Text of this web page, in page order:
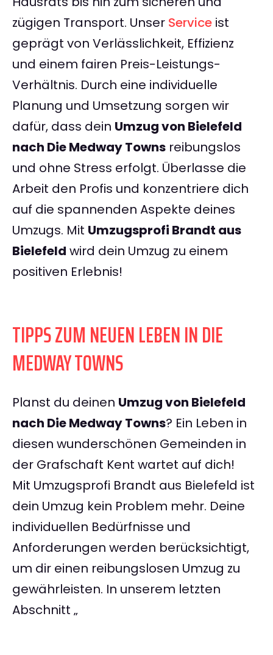
zügigen Transport. Unser Service ist
geprägt von Verlässlichkeit, Effizienz
und einem fairen Preis-Leistungs-
Verhältnis. Durch eine individuelle
Planung und Umsetzung sorgen wir
dafür, dass dein Umzug von Bielefeld
nach Die Medway Towns reibungslos
und ohne Stress erfolgt. Überlasse die
Arbeit den Profis und konzentriere dich
auf die spannenden Aspekte deines
Umzugs. Mit Umzugsprofi Brandt aus
Bielefeld wird dein Umzug zu einem
positiven Erlebnis!
TIPPS ZUM NEUEN LEBEN IN DIE
MEDWAY TOWNS
Planst du deinen Umzug von Bielefeld
nach Die Medway Towns? Ein Leben in
diesen wunderschönen Gemeinden in
der Grafschaft Kent wartet auf dich!
Mit Umzugsprofi Brandt aus Bielefeld ist
dein Umzug kein Problem mehr. Deine
individuellen Bedürfnisse und
Anforderungen werden berücksichtigt,
um dir einen reibungslosen Umzug zu
gewährleisten. In unserem letzten
Abschnitt „